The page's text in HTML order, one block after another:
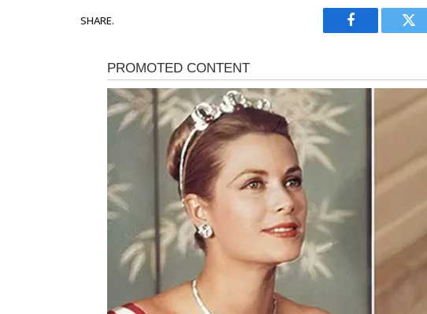
SHARE.
Facebook